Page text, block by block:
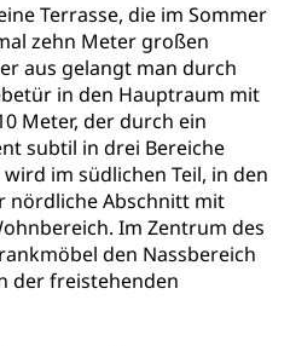
Terrasse, die im Sommer
zehn Meter großen
aus gelangt man durch
in den Hauptraum mit
Meter, der durch ein
subtil in drei Bereiche
im südlichen Teil, in den
nördliche Abschnitt mit
Im Zentrum des
den Nassbereich
der freistehenden